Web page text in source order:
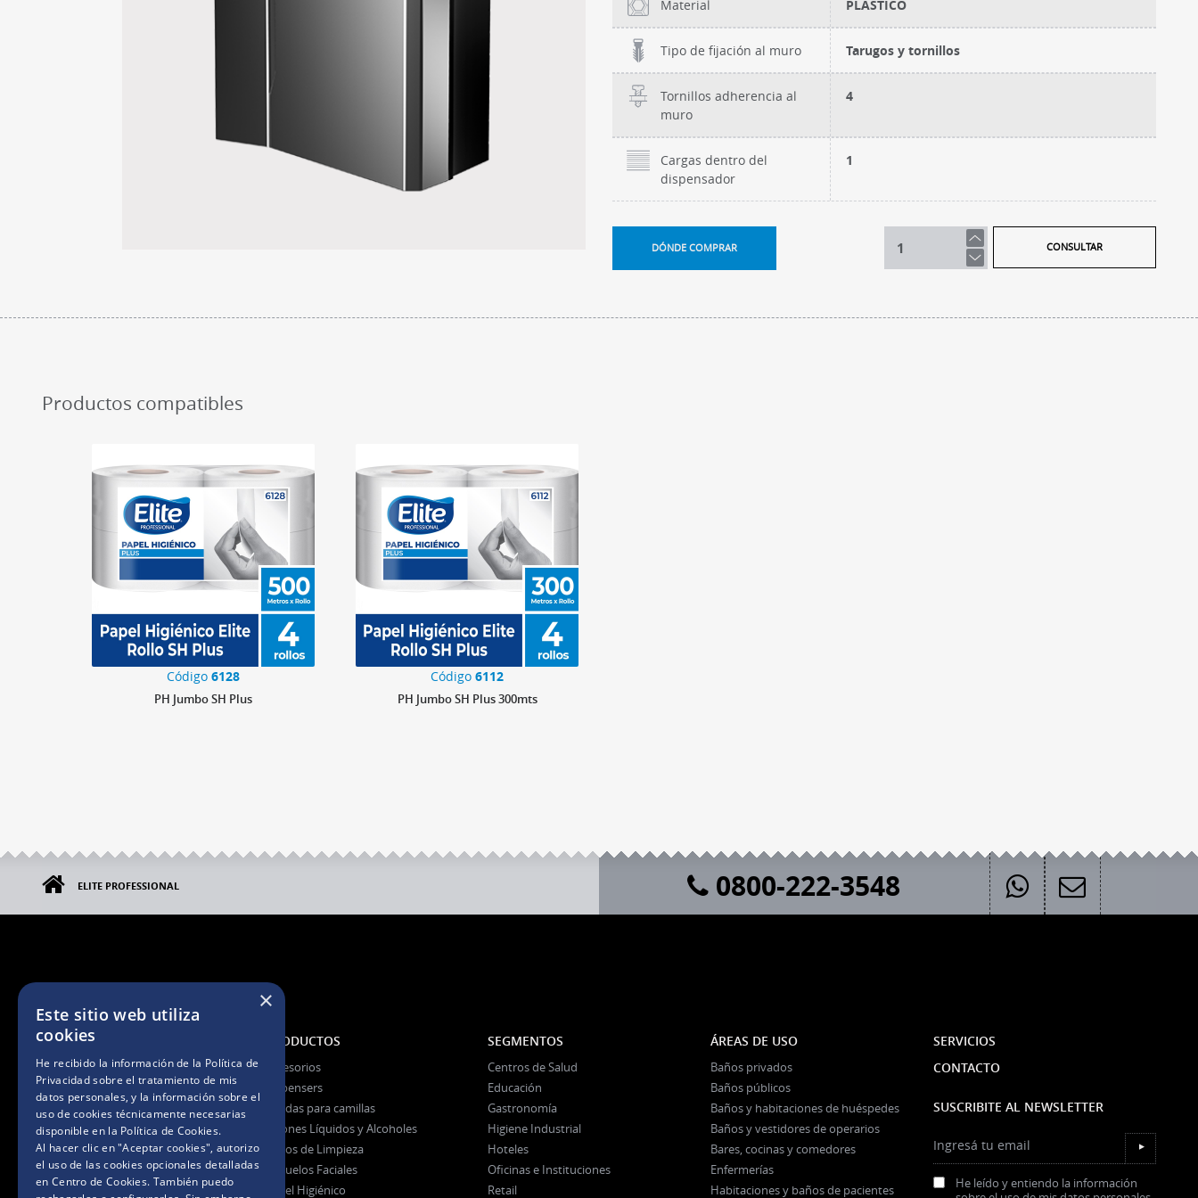
Material PLASTICO
Tipo de fijación al muro Tarugos y tornillos
Tornillos adherencia al
muro
4
Cargas dentro del
dispensador
1
DÓNDE COMPRAR CONSULTAR
Productos compatibles
Código 6128
PH Jumbo SH Plus
Código 6112
PH Jumbo SH Plus 300mts
ELITE PROFESSIONAL 0800-222-3548
NOSOTROS
La Empresa
La Marca
Certificaciones
Preguntas Frecuentes
PRODUCTOS
Accesorios
Dispensers
Fundas para camillas
Jabones Líquidos y Alcoholes
Paños de Limpieza
Pañuelos Faciales
Papel Higiénico
SEGMENTOS
Centros de Salud
Educación
Gastronomía
Higiene Industrial
Hoteles
Oficinas e Instituciones
Retail
ÁREAS DE USO
Baños privados
Baños públicos
Baños y habitaciones de huéspedes
Baños y vestidores de operarios
Bares, cocinas y comedores
Enfermerías
Habitaciones y baños de pacientes
SERVICIOS
CONTACTO
SUSCRIBITE AL NEWSLETTER
Ingresá tu email
He leído y entiendo la información
▼
×
Este sitio web utiliza
cookies
He recibido la información de la Política de
Privacidadsobre el tratamiento de mis
datos personales, y la información sobre el
uso de cookies técnicamente necesarias
disponible en la Política de Cookies.
Al hacer clic en "Aceptar cookies", autorizo
el uso de las cookies opcionales detalladas
en Centro de Cookies. También puedo